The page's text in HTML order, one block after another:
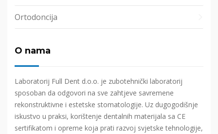
Ortodoncija
O nama
Laboratorij Full Dent d.o.o. je zubotehnički laboratorij
sposoban da odgovori na sve zahtjeve savremene
rekonstruktivne i estetske stomatologije. Uz dugogodišnje
iskustvo u praksi, korištenje dentalnih materijala sa CE
sertifikatom i opreme koja prati razvoj svjetske tehnologije,